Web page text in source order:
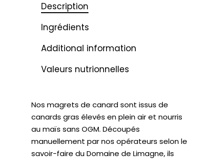
Description
Ingrédients
Additional information
Valeurs nutrionnelles
Nos magrets de canard sont issus de
canards gras élevés en plein air et nourris
au maïs sans OGM. Découpés
manuellement par nos opérateurs selon le
savoir-faire du Domaine de Limagne, ils